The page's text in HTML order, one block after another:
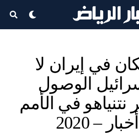
في إيران لا
الوصول
نتنياهو في الأمم
– 2020